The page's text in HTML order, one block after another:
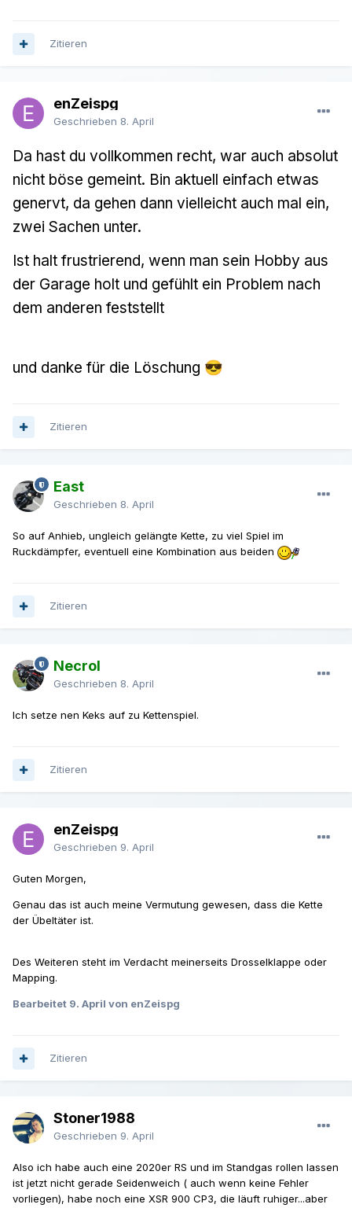
Zitieren
enZeispg
Geschrieben 8. April
Da hast du vollkommen recht, war auch absolut
nicht böse gemeint. Bin aktuell einfach etwas
genervt, da gehen dann vielleicht auch mal ein,
zwei Sachen unter.
Ist halt frustrierend, wenn man sein Hobby aus
der Garage holt und gefühlt ein Problem nach
dem anderen feststellt
und danke für die Löschung 😎
Zitieren
East
Geschrieben 8. April
So auf Anhieb, ungleich gelängte Kette, zu viel Spiel im
Ruckdämpfer, eventuell eine Kombination aus beiden
Zitieren
Necrol
Geschrieben 8. April
Ich setze nen Keks auf zu Kettenspiel.
Zitieren
enZeispg
Geschrieben 9. April
Guten Morgen,
Genau das ist auch meine Vermutung gewesen, dass die Kette
der Übeltäter ist.
Des Weiteren steht im Verdacht meinerseits Drosselklappe oder
Mapping.
Bearbeitet 9. April von enZeispg
Zitieren
Stoner1988
Geschrieben 9. April
Also ich habe auch eine 2020er RS und im Standgas rollen lassen
ist jetzt nicht gerade Seidenweich ( auch wenn keine Fehler
vorliegen), habe noch eine XSR 900 CP3, die läuft ruhiger...aber